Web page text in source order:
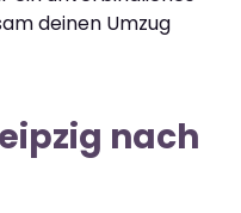
deinen Umzug
nach